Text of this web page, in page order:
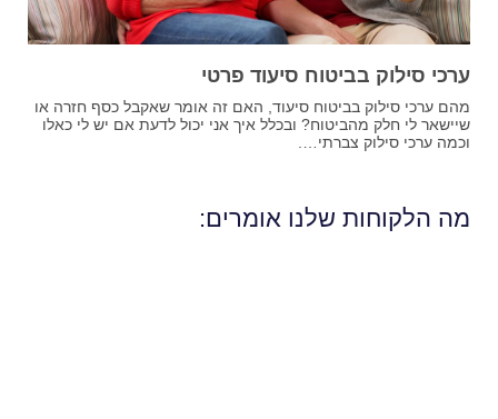
ערכי סילוק בביטוח סיעוד פרטי
מהם ערכי סילוק בביטוח סיעוד, האם זה אומר שאקבל כסף חזרה או
שיישאר לי חלק מהביטוח? ובכלל איך אני יכול לדעת אם יש לי כאלו
וכמה ערכי סילוק צברתי….
מה הלקוחות שלנו אומרים: